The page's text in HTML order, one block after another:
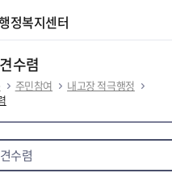
정복지센터
수렴
주민참여
내고장 적극행정
수렴